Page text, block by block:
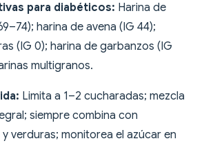
para diabéticos: Harina de
harina de avena (IG 44);
(IG 0); harina de garbanzos (IG
multigranos.
Limita a 1–2 cucharadas; mezcla
siempre combina con
verduras; monitorea el azúcar en